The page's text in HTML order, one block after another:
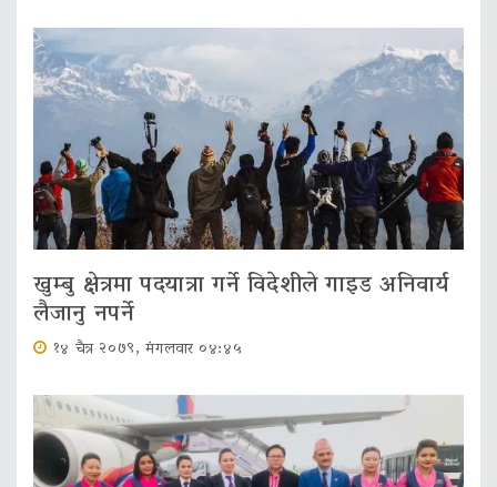
खुम्बु क्षेत्रमा पदयात्रा गर्ने विदेशीले गाइड अनिवार्य
लैजानु नपर्ने
१४ चैत्र २०७९, मंगलवार ०४:४५